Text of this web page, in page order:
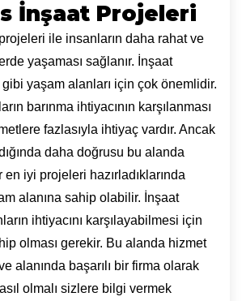
İnşaat Projeleri
ile insanların daha rahat ve
yaşaması sağlanır. İnşaat
yaşam alanları için çok önemlidir.
barınma ihtiyacının karşılanması
fazlasıyla ihtiyaç vardır. Ancak
daha doğrusu bu alanda
iyi projeleri hazırladıklarında
alanına sahip olabilir. İnşaat
ihtiyacını karşılayabilmesi için
olması gerekir. Bu alanda hizmet
alanında başarılı bir firma olarak
olmalı sizlere bilgi vermek